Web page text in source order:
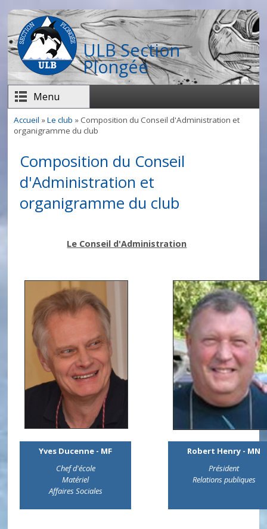
Aller au contenu principal
ULB Section
Plongée
Menu
Vous êtes ici
Accueil »Le club » Composition du Conseil d'Administration et
organigramme du club
Composition du Conseil
d'Administration et
organigramme du club
Le Conseil d'Administration
Yves Ducenne - MF
Chef d'école
Matériel
Affaires Sociales
Robert Henry - MN
Président
Relations publiques